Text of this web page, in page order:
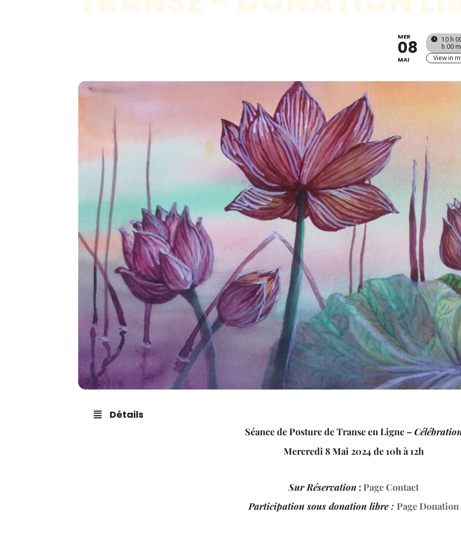
MER
08
MAI
10 h
h 00
View in
Détails
Séance de Posture de Transe en Ligne –
Mercredi 8 Mai 2024 de 10h à 12h
Sur Réservation : Page Contact
Participation sous donation libre : Page Donation